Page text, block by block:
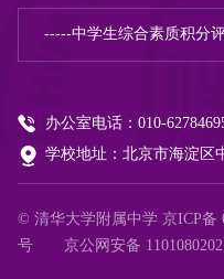
办公室电话：010-
学校地址：北京市海淀区
© 清华大学附属中学京ICP备
号
京公网安备